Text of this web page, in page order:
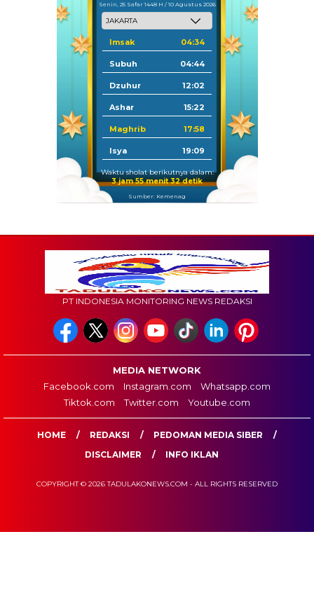
Senin, 25 Safar 1448 H / 10 Agustus 2026
Imsak 04:34
Subuh 04:44
Dzuhur 12:02
Ashar 15:22
Maghrib 17:58
Isya 19:09
Waktu sholat berikutnya dalam:
3 jam 55 menit 31 detik
Sumber: Kemenag
PT INDONESIA MONITORING NEWS REDAKSI
MEDIA NETWORK
Facebook.com
Instagram.com
Whatsapp.com
Tiktok.com
Twitter.com Youtube.com
HOME REDAKSI
PEDOMAN MEDIA SIBER
DISCLAIMER
INFO IKLAN
COPYRIGHT © 2026 TADULAKONEWS.COM - ALL RIGHTS RESERVED